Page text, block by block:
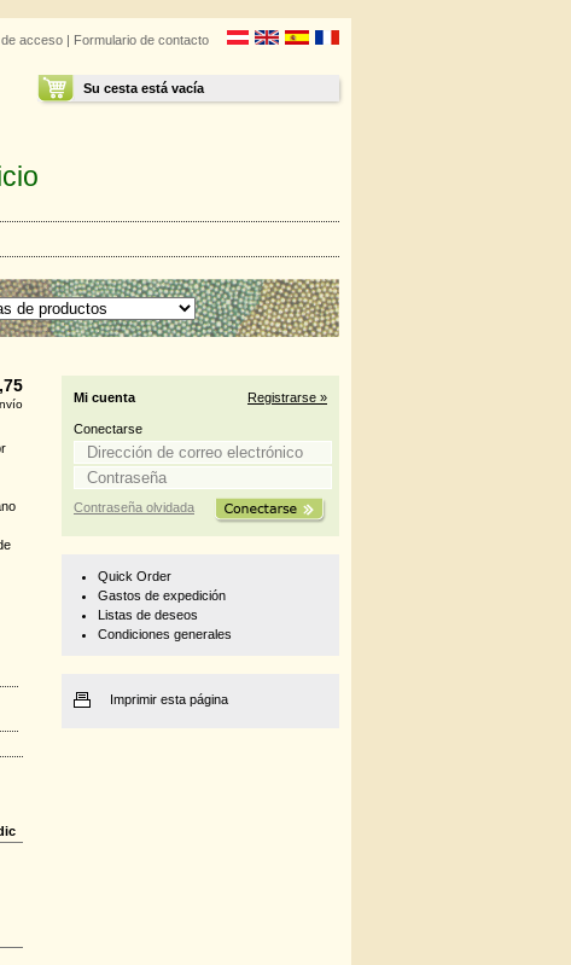
de acceso | Formulario de contacto
Su cesta está vacía
Mi cuenta Registrarse »
Conectarse
Contraseña olvidada
Quick Order
Gastos de expedición
Listas de deseos
Condiciones generales
Imprimir esta página